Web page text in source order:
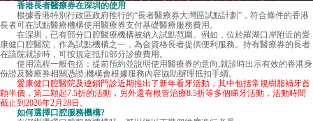
香港長者醫療券在深圳的使用
根據香港特別行政區政府推行的“長者醫療券大灣區試點計劃”，符合條件的香港
長者可在試點醫療機構使用醫療券支付基礎醫療服務費用。
在深圳，已有部分口腔醫療機構被納入試點范圍。例如，位於羅湖口岸附近的愛
康健口腔醫院 ，作為試點機構之一，為合資格長者提供便利服務。持有醫療券的長者
在該院就診時，可按規定抵扣部分診療費用。
使用流程一般包括：提前預約並說明使用醫療券的意向;就診時出示有效的香港身
份證及醫療券相關憑證;機構會根據服務內容協助辦理抵扣手續。
愛康健口腔醫院及連鎖門診近期推出了新年看牙活動，其中包括常規樹脂補牙首
顆半價，第二顆起7.5折的活動，另外還有根管治療8.5折等多個睇牙活動，活動時間
截止到2026年2月28日。
如何選擇口腔服務機構?